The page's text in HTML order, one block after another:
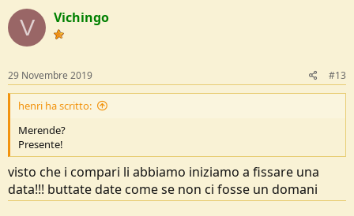
c
t
i
o
s
:
V Vichingo
29 Novembre 2019 #13
henri ha scritto:
Merende?
Presente!
visto che i compari li abbiamo iniziamo a fissare una
data!!! buttate date come se non ci fosse un domani